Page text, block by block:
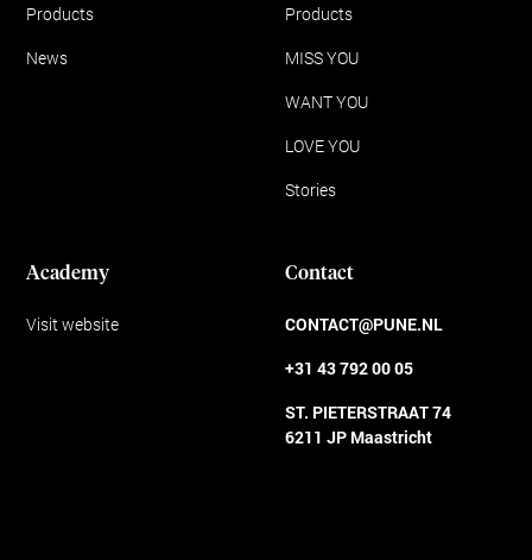
Products
News
Products
MISS YOU
WANT YOU
LOVE YOU
Stories
Academy
Visit website
Contact
CONTACT@PUNE.NL
+31 43 792 00 05
ST. PIETERSTRAAT 74
6211 JP Maastricht